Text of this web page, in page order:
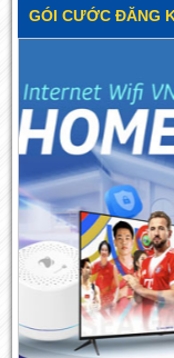
GÓI CƯỚC ĐĂNG